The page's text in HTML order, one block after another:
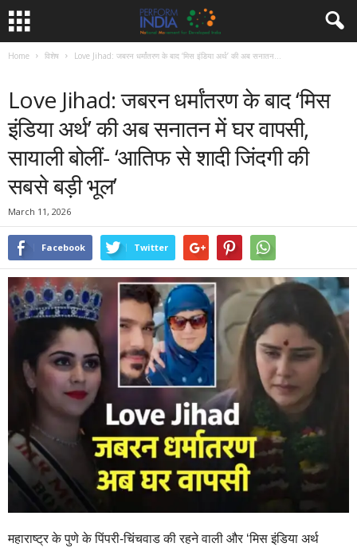
Home विशेष Love Jihad: जबरन धर्मांतरण के बाद ‘मिस इंडिया अर्थ’ की अब सनातन...
Love Jihad: जबरन धर्मांतरण के बाद ‘मिस
इंडिया अर्थ’ की अब सनातन में घर वापसी,
सायाली बोलीं- ‘आतिफ से शादी जिंदगी की
सबसे बड़ी भूल’
March 11, 2026
Facebook Twitter
महाराष्ट्र के पुणे के पिंपरी-चिंचवाड की रहने वाली और ‘मिस इंडिया अर्थ